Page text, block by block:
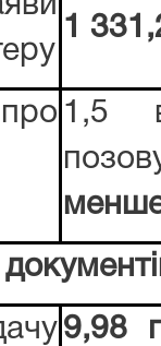
1
1,5
9,98